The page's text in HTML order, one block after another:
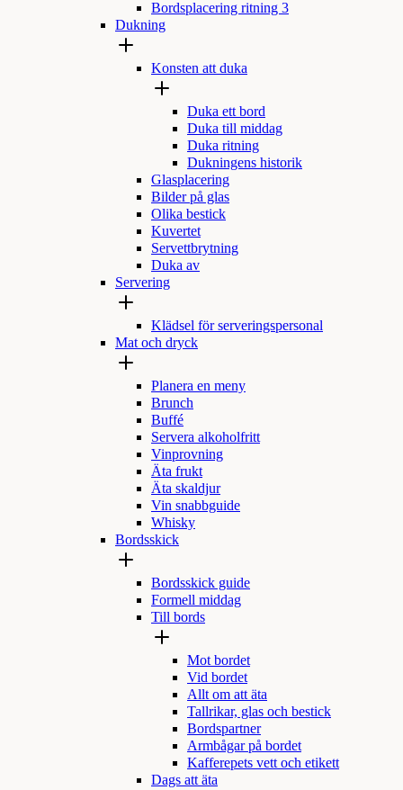
Bordsplacering ritning 3
Dukning
Konsten att duka
Duka ett bord
Duka till middag
Duka ritning
Dukningens historik
Glasplacering
Bilder på glas
Olika bestick
Kuvertet
Servettbrytning
Duka av
Servering
Klädsel för serveringspersonal
Mat och dryck
Planera en meny
Brunch
Buffé
Servera alkoholfritt
Vinprovning
Äta frukt
Äta skaldjur
Vin snabbguide
Whisky
Bordsskick
Bordsskick guide
Formell middag
Till bords
Mot bordet
Vid bordet
Allt om att äta
Tallrikar, glas och bestick
Bordspartner
Armbågar på bordet
Kafferepets vett och etikett
Dags att äta